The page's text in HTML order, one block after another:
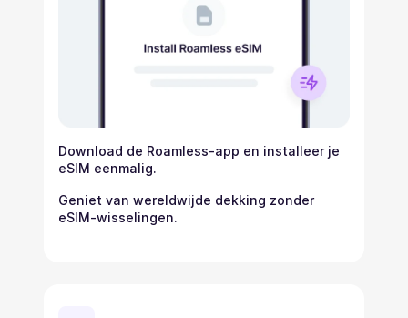
Download de Roamless-app en installeer je
eSIM eenmalig.
Geniet van wereldwijde dekking zonder
eSIM-wisselingen.